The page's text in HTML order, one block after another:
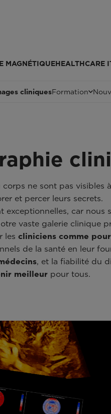
MAGNÉTIQUEHEALTHCARE
cliniquesFormation
ne sont pas
et percer leurs secrets.
exceptionnelles, car nous
vaste galerie clinique
les cliniciens comme
de la santé en leur
, et la fiabilité du
meilleur pour tous.